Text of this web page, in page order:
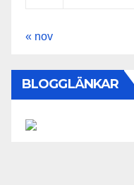
« nov
BLOGGLÄNKAR